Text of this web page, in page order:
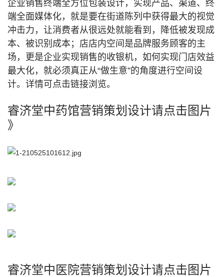
企业销售终端全方位包装设计，实现产品、渠道、终
端全面媒体化，就是要在街道陈列中获得最大的视觉
冲击力，让消费者从很远处就能看到，降低被发现成
本、被识别成本；店店内空间是品牌服务顾客的主
场，更是企业实现销售的收银机，如何实现门店效益
最大化，就必须真正从“做生意”的角度进行空间设
计。详情可点击链接浏览。
睿济堂中药馆营销策划设计请点击图片
》
睿济堂中医院营销策划设计请点击图片